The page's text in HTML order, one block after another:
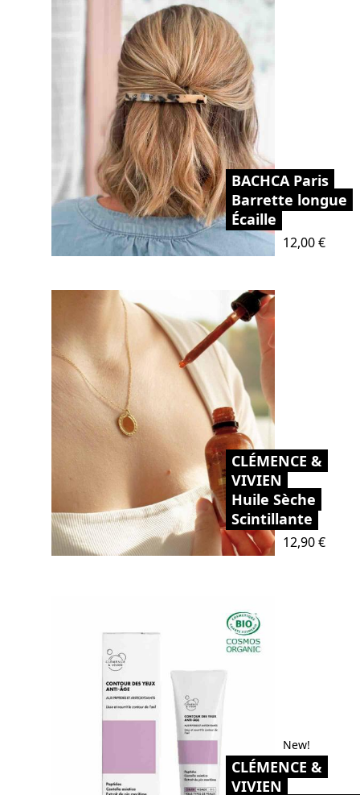
BACHCA Paris
Barrette longue
Écaille
Prix
12,00 €
CLÉMENCE &
VIVIEN
Huile Sèche
Scintillante
Prix
12,90 €
New!
CLÉMENCE &
VIVIEN